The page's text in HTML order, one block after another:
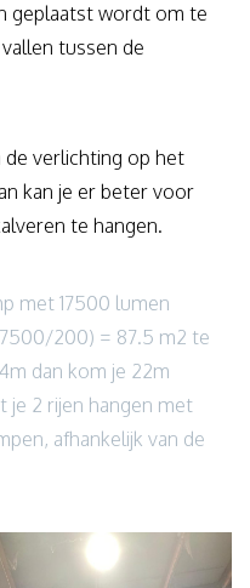
geplaatst wordt om te
tussen de
de verlichting op het
kan je er beter voor
te hangen.
met 17500 lumen
200) = 87.5 m2 te
dan kom je 22m
je 2 rijen hangen met
afhankelijk van de